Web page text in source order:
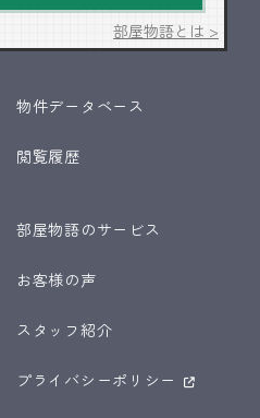
部屋物語とは >
物件データベース
閲覧履歴
部屋物語のサービス
お客様の声
スタッフ紹介
プライバシーポリシー